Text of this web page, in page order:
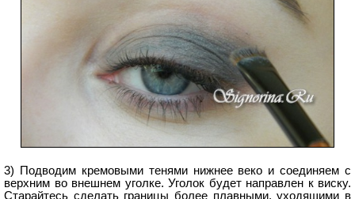
3) Подводим кремовыми тенями нижнее веко и соединяем с
верхним во внешнем уголке. Уголок будет направлен к виску.
Старайтесь сделать границы более плавными, уходящими в